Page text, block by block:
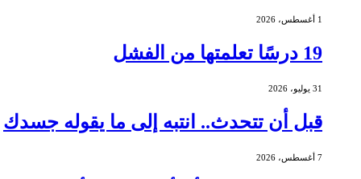
1 أغسطس، 2026
19 درسًا تعلمتها من الفشل
31 يوليو، 2026
قبل أن تتحدث.. انتبه إلى ما يقوله جسدك
7 أغسطس، 2026